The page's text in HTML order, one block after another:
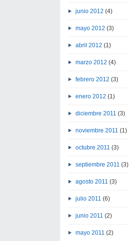
junio 2012 (4)
mayo 2012 (3)
abril 2012 (1)
marzo 2012 (4)
febrero 2012 (3)
enero 2012 (1)
diciembre 2011 (3)
noviembre 2011 (1)
octubre 2011 (3)
septiembre 2011 (3)
agosto 2011 (3)
julio 2011 (6)
junio 2011 (2)
mayo 2011 (2)